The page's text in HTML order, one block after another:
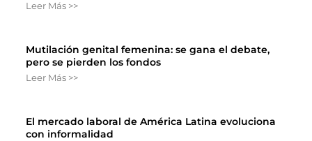
Leer Más >>
Mutilación genital femenina: se gana el debate,
pero se pierden los fondos
Leer Más >>
El mercado laboral de América Latina evoluciona
con informalidad